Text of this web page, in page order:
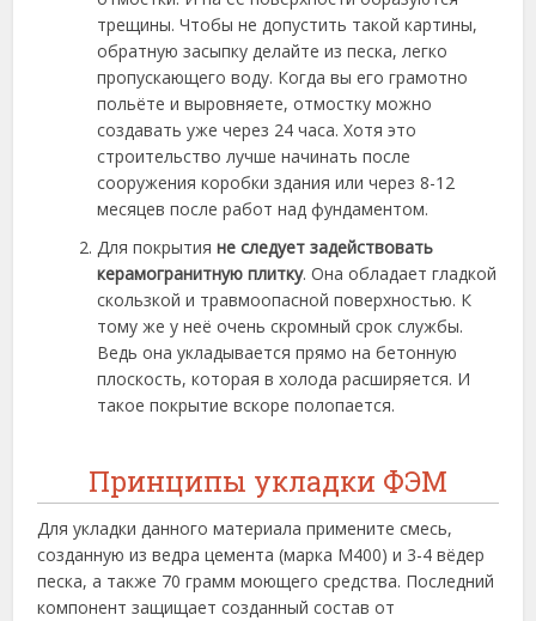
трещины. Чтобы не допустить такой картины,
обратную засыпку делайте из песка, легко
пропускающего воду. Когда вы его грамотно
польёте и выровняете, отмостку можно
создавать уже через 24 часа. Хотя это
строительство лучше начинать после
сооружения коробки здания или через 8-12
месяцев после работ над фундаментом.
Для покрытияне следует задействовать
керамогранитную плитку. Она обладает гладкой
скользкой и травмоопасной поверхностью. К
тому же у неё очень скромный срок службы.
Ведь она укладывается прямо на бетонную
плоскость, которая в холода расширяется. И
такое покрытие вскоре полопается.
Принципы укладки ФЭМ
Для укладки данного материала примените смесь,
созданную из ведра цемента (марка М400) и 3-4 вёдер
песка, а также 70 грамм моющего средства. Последний
компонент защищает созданный состав от